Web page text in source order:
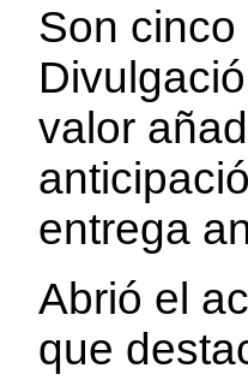
Son
valor
entrega
Abrió el
que